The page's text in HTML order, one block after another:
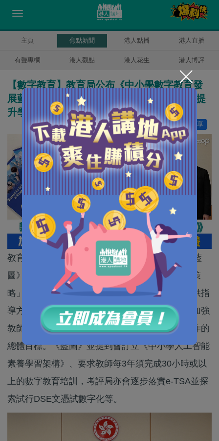
主頁 焦點新聞 港人點播 港人直播
有聲專欄 港人觀點 港人花生 港人博評
【數字教育】教育局公布《中小學數字教育發
展藍圖》 聚焦四大重點加強教師專業培訓、提
升學生數字素養
分享
讚好 16
教育局今日（17日）公布《中小學數字教育發展藍
圖》（下稱《藍圖》），提出「四大重點、十大策
略」，為未來全港中小學推動教育數字化轉型提供指
導方向與推行策略，以達成提升學生數字素養、加強
教師專業、優化基建與資源配套及推動跨界別協作的
總體目標。《藍圖》並提到會訂立《中小學人工智能
素養學習架構》、要求教師每3年須完成30小時或以
上的數字教育培訓，考評局亦會逐步落實e-TSA並探
索試行DSE文憑試數字化等。